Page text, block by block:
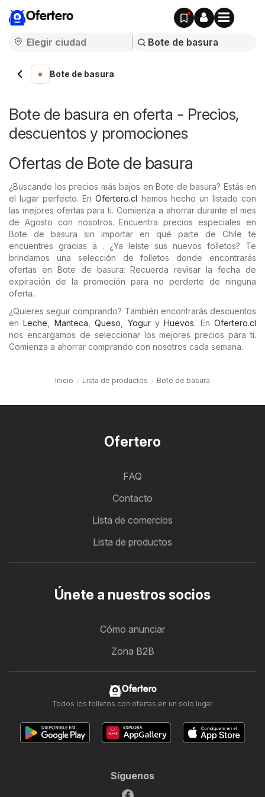
Ofertero
Bote de basura
Bote de basura en oferta - Precios,
descuentos y promociones
Ofertas de Bote de basura
¿Buscando los precios más bajos en Bote de basura? Estás en
el lugar perfecto. EnOfertero.cl hemos hecho un listado con
las mejores ofertas para ti. Comienza a ahorrar durante el mes
de Agosto con nosotros. Encuentra precios especiales en
Bote de basura sin importar en qué parte de Chile te
encuentres gracias a . ¿Ya leíste sus nuevos folletos? Te
brindamos una selección de folletos donde encontrarás
ofertas en Bote de basura: Recuerda revisar la fecha de
expiración de la promoción para no perderte de ninguna
oferta.
¿Quieres seguir comprando? También encontrarás descuentos
enLeche Manteca ,Queso YoguryHuevos. En Ofertero.cl
nos encargamos de seleccionar los mejores precios para ti.
Comienza a ahorrar comprando con nosotros cada semana.
Inicio Lista de productos Bote de basura
Ofertero
FAQ
Contacto
Lista de comercios
Lista de productos
Únete a nuestros socios
Cómo anunciar
Zona B2B
Ofertero
Todos los folletos con ofertas en un solo lugar
Síguenos